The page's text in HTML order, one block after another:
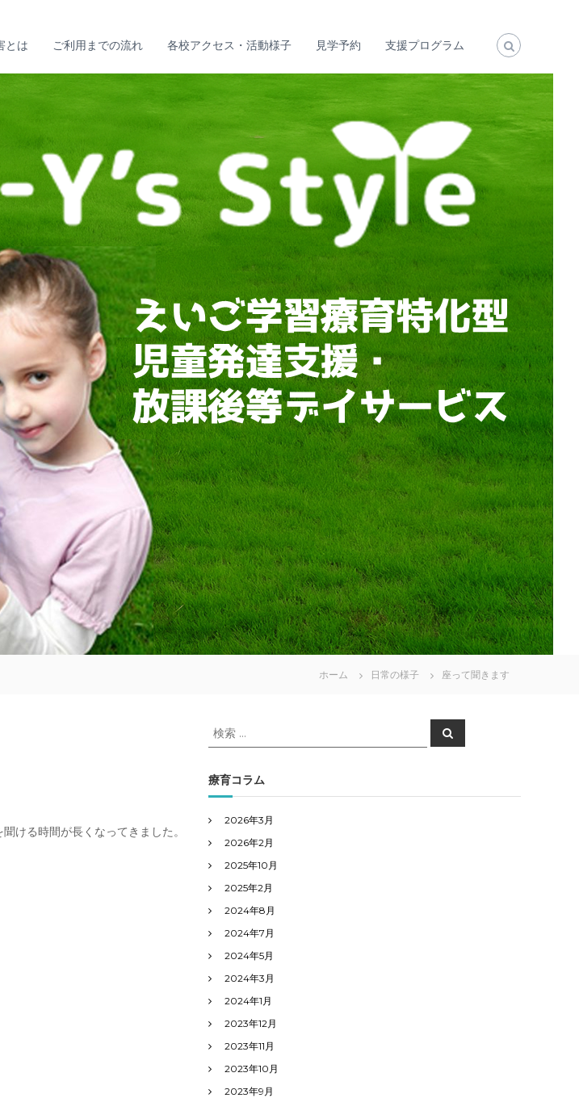
とは ご利用までの流れ 各校アクセス・活動様子 見学予約 支援プログラム
ホーム 日常の様子 座って聞きます
ける時間が長くなってきました。
検
索
象
:
検
索
療育コラム
2026年3月
2026年2月
2025年10月
2025年2月
2024年8月
2024年7月
2024年5月
2024年3月
2024年1月
2023年12月
2023年11月
2023年10月
2023年9月